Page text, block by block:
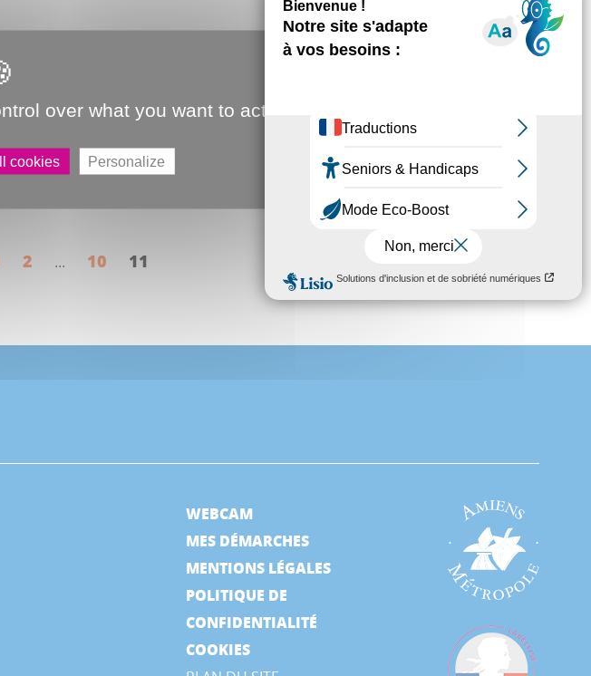
2 ... 10 11
WEBCAM
MES DÉMARCHES
MENTIONS LÉGALES
POLITIQUE DE
CONFIDENTIALITÉ
COOKIES
over what you want to activate
cookies Personalize